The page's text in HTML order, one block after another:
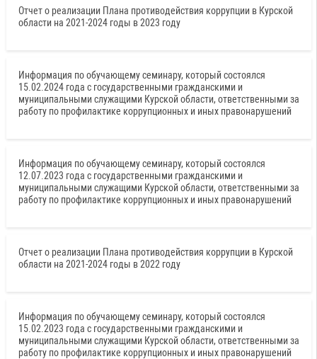
Отчет о реализации Плана противодействия коррупции в Курской
области на 2021-2024 годы в 2023 году
Информация по обучающему семинару, который состоялся
15.02.2024 года с государственными гражданскими и
муниципальными служащими Курской области, ответственными за
работу по профилактике коррупционных и иных правонарушений
Информация по обучающему семинару, который состоялся
12.07.2023 года с государственными гражданскими и
муниципальными служащими Курской области, ответственными за
работу по профилактике коррупционных и иных правонарушений
Отчет о реализации Плана противодействия коррупции в Курской
области на 2021-2024 годы в 2022 году
Информация по обучающему семинару, который состоялся
15.02.2023 года с государственными гражданскими и
муниципальными служащими Курской области, ответственными за
работу по профилактике коррупционных и иных правонарушений